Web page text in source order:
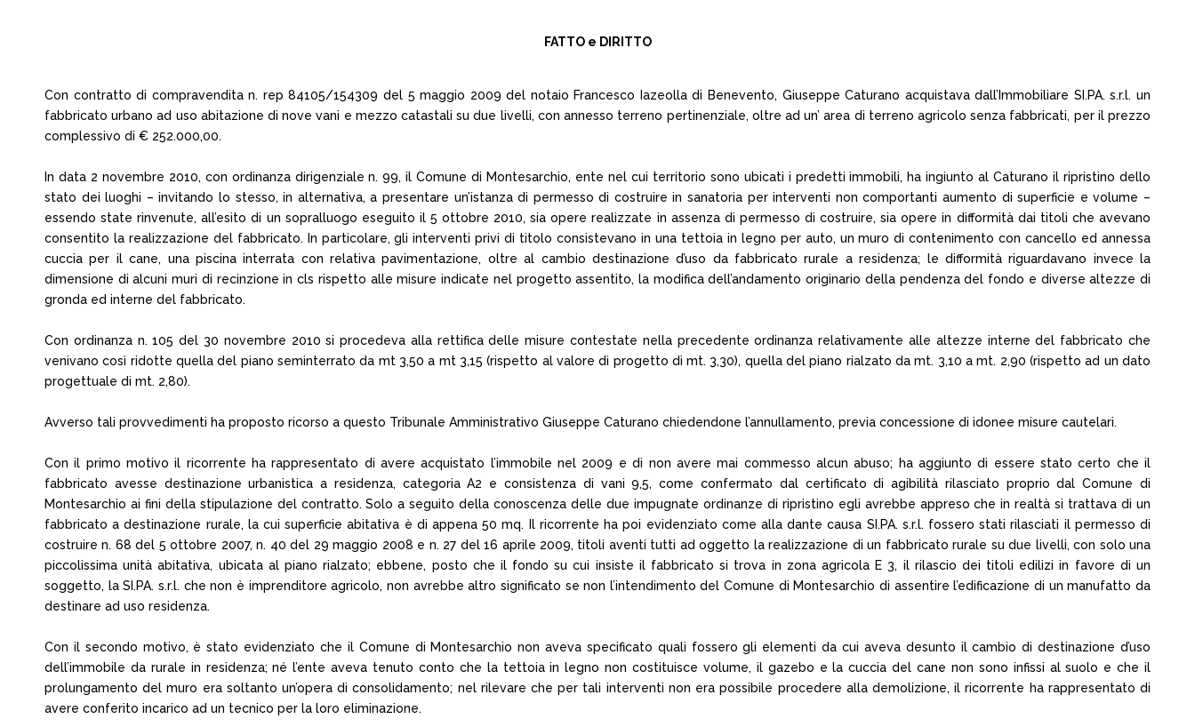
FATTO e DIRITTO
Con contratto di compravendita n. rep 84105/154309 del 5 maggio 2009 del notaio Francesco Iazeolla di Benevento, Giuseppe Caturano acquistava dall’Immobiliare SI.PA. s.r.l. un
fabbricato urbano ad uso abitazione di nove vani e mezzo catastali su due livelli, con annesso terreno pertinenziale, oltre ad un’ area di terreno agricolo senza fabbricati, per il prezzo
complessivo di € 252.000,00.
In data 2 novembre 2010, con ordinanza dirigenziale n. 99, il Comune di Montesarchio, ente nel cui territorio sono ubicati i predetti immobili, ha ingiunto al Caturano il ripristino dello
stato dei luoghi – invitando lo stesso, in alternativa, a presentare un’istanza di permesso di costruire in sanatoria per interventi non comportanti aumento di superficie e volume –
essendo state rinvenute, all’esito di un sopralluogo eseguito il 5 ottobre 2010, sia opere realizzate in assenza di permesso di costruire, sia opere in difformità dai titoli che avevano
consentito la realizzazione del fabbricato. In particolare, gli interventi privi di titolo consistevano in una tettoia in legno per auto, un muro di contenimento con cancello ed annessa
cuccia per il cane, una piscina interrata con relativa pavimentazione, oltre al cambio destinazione d’uso da fabbricato rurale a residenza; le difformità riguardavano invece la
dimensione di alcuni muri di recinzione in cls rispetto alle misure indicate nel progetto assentito, la modifica dell’andamento originario della pendenza del fondo e diverse altezze di
gronda ed interne del fabbricato.
Con ordinanza n. 105 del 30 novembre 2010 si procedeva alla rettifica delle misure contestate nella precedente ordinanza relativamente alle altezze interne del fabbricato che
venivano così ridotte quella del piano seminterrato da mt 3,50 a mt 3,15 (rispetto al valore di progetto di mt. 3,30), quella del piano rialzato da mt. 3,10 a mt. 2,90 (rispetto ad un dato
progettuale di mt. 2,80).
Avverso tali provvedimenti ha proposto ricorso a questo Tribunale Amministrativo Giuseppe Caturano chiedendone l’annullamento, previa concessione di idonee misure cautelari.
Con il primo motivo il ricorrente ha rappresentato di avere acquistato l’immobile nel 2009 e di non avere mai commesso alcun abuso; ha aggiunto di essere stato certo che il
fabbricato avesse destinazione urbanistica a residenza, categoria A2 e consistenza di vani 9,5, come confermato dal certificato di agibilità rilasciato proprio dal Comune di
Montesarchio ai fini della stipulazione del contratto. Solo a seguito della conoscenza delle due impugnate ordinanze di ripristino egli avrebbe appreso che in realtà si trattava di un
fabbricato a destinazione rurale, la cui superficie abitativa è di appena 50 mq. Il ricorrente ha poi evidenziato come alla dante causa SI.PA. s.r.l. fossero stati rilasciati il permesso di
costruire n. 68 del 5 ottobre 2007, n. 40 del 29 maggio 2008 e n. 27 del 16 aprile 2009, titoli aventi tutti ad oggetto la realizzazione di un fabbricato rurale su due livelli, con solo una
piccolissima unità abitativa, ubicata al piano rialzato; ebbene, posto che il fondo su cui insiste il fabbricato si trova in zona agricola E 3, il rilascio dei titoli edilizi in favore di un
soggetto, la SI.PA. s.r.l. che non è imprenditore agricolo, non avrebbe altro significato se non l’intendimento del Comune di Montesarchio di assentire l’edificazione di un manufatto da
destinare ad uso residenza.
Con il secondo motivo, è stato evidenziato che il Comune di Montesarchio non aveva specificato quali fossero gli elementi da cui aveva desunto il cambio di destinazione d’uso
dell’immobile da rurale in residenza; né l’ente aveva tenuto conto che la tettoia in legno non costituisce volume, il gazebo e la cuccia del cane non sono infissi al suolo e che il
prolungamento del muro era soltanto un’opera di consolidamento; nel rilevare che per tali interventi non era possibile procedere alla demolizione, il ricorrente ha rappresentato di
avere conferito incarico ad un tecnico per la loro eliminazione.